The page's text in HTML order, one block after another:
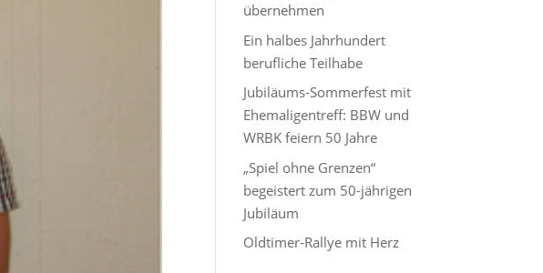
übernehmen
Ein halbes Jahrhundert
berufliche Teilhabe
Jubiläums-Sommerfest mit
Ehemaligentreff: BBW und
WRBK feiern 50 Jahre
„Spiel ohne Grenzen“
begeistert zum 50-jährigen
Jubiläum
Oldtimer-Rallye mit Herz